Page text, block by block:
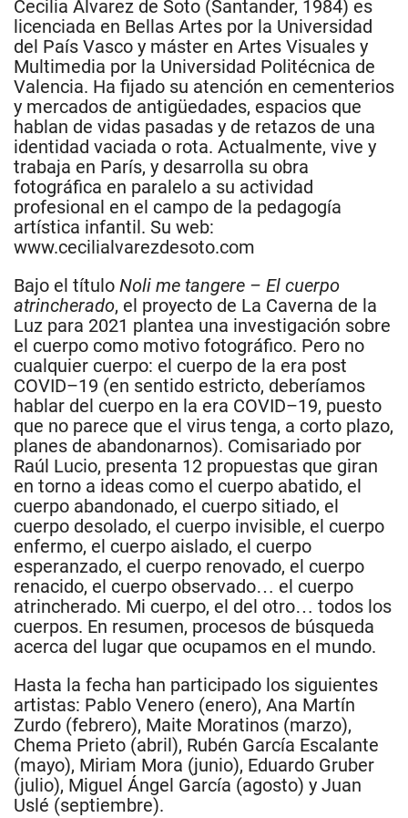
Cecilia Álvarez de Soto (Santander, 1984) es
licenciada en Bellas Artes por la Universidad
del País Vasco y máster en Artes Visuales y
Multimedia por la Universidad Politécnica de
Valencia. Ha fijado su atención en cementerios
y mercados de antigüedades, espacios que
hablan de vidas pasadas y de retazos de una
identidad vaciada o rota. Actualmente, vive y
trabaja en París, y desarrolla su obra
fotográfica en paralelo a su actividad
profesional en el campo de la pedagogía
artística infantil. Su web:
www.cecilialvarezdesoto.com
Bajo el título Noli me tangere – El cuerpo
atrincherado, el proyecto de La Caverna de la
Luz para 2021 plantea una investigación sobre
el cuerpo como motivo fotográfico. Pero no
cualquier cuerpo: el cuerpo de la era post
COVID–19 (en sentido estricto, deberíamos
hablar del cuerpo en la era COVID–19, puesto
que no parece que el virus tenga, a corto plazo,
planes de abandonarnos). Comisariado por
Raúl Lucio, presenta 12 propuestas que giran
en torno a ideas como el cuerpo abatido, el
cuerpo abandonado, el cuerpo sitiado, el
cuerpo desolado, el cuerpo invisible, el cuerpo
enfermo, el cuerpo aislado, el cuerpo
esperanzado, el cuerpo renovado, el cuerpo
renacido, el cuerpo observado… el cuerpo
atrincherado. Mi cuerpo, el del otro… todos los
cuerpos. En resumen, procesos de búsqueda
acerca del lugar que ocupamos en el mundo.
Hasta la fecha han participado los siguientes
artistas: Pablo Venero (enero), Ana Martín
Zurdo (febrero), Maite Moratinos (marzo),
Chema Prieto (abril), Rubén García Escalante
(mayo), Miriam Mora (junio), Eduardo Gruber
(julio), Miguel Ángel García (agosto) y Juan
Uslé (septiembre).